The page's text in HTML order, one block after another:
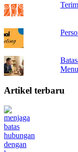
Artikel terbaru